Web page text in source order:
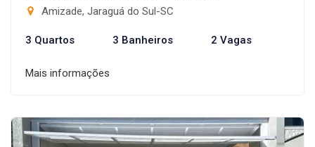
Amizade, Jaraguá do Sul-SC
3 Quartos 3 Banheiros 2 Vagas
Mais informações